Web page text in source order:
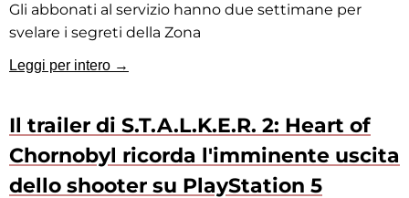
Gli abbonati al servizio hanno due settimane per
svelare i segreti della Zona
Leggi per intero →
Il trailer di S.T.A.L.K.E.R. 2: Heart of
Chornobyl ricorda l'imminente uscita
dello shooter su PlayStation 5